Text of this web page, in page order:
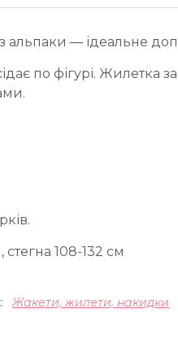
альпаки — ідеальне
по фігурі. Жилетка
108-132 см
Жакети, жилети, накидки